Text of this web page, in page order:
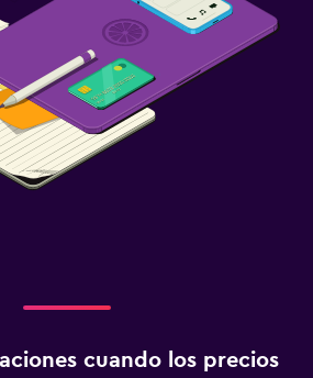
cuando los precios